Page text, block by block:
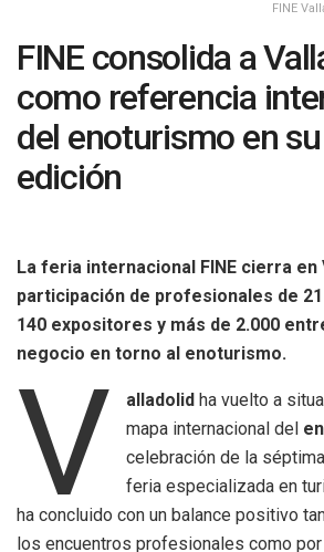
FINE
FINE consolida a
como referencia
del enoturismo en
edición
La feria internacional FINE cierra en
participación de profesionales de
140 expositores y más de 2.000
negocio en torno al enoturismo.
V alladolid ha vuelto a
mapa internacional del
celebración de la
feria especializada en
ha concluido con un balance positivo
los encuentros profesionales como